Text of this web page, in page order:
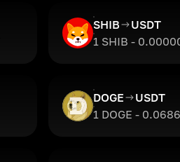
SHIB
USDT
1 SHIB -
DOGE
USDT
1 DOGE -